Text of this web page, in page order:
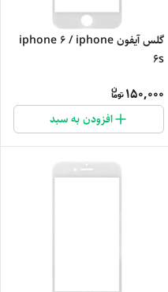
گلس آیفون iphone 6 / iphone
6s
150,000
افزودن به سبد